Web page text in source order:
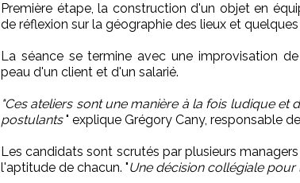
Première étape, la construction d'un objet en
de réflexion sur la géographie des lieux et
La séance se termine avec une improvisation
peau d'un client et d'un salarié.
"Ces ateliers sont une manière à la fois ludique
postulants" explique Grégory Cany, responsable
Les candidats sont scrutés par plusieurs
l'aptitude de chacun. "Une décision collégiale